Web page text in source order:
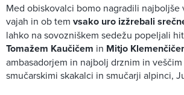
Med obiskovalci bomo nagradili najboljše
vajah in ob tem vsako uro izžrebali
lahko na sovozniškem sedežu popeljali
Tomažem Kaučičem in Mitjo
ambasadorjem in najbolj drznim in
smučarskimi skakalci in smučarji alpinci,